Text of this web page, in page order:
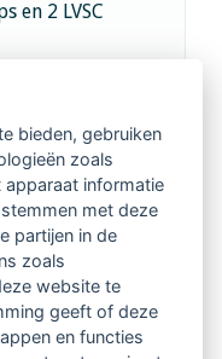
en 2 LVSC
vakgenoten
in 14
bieden, gebruiken
zoals
informatie
met deze
partijen in de
zoals
website te
geeft of deze
en functies